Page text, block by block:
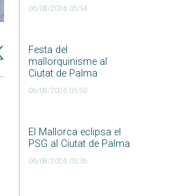
06/08/2026 05:54
Festa del
mallorquinisme al
Ciutat de Palma
06/08/2026 05:50
El Mallorca eclipsa el
PSG al Ciutat de Palma
06/08/2026 05:36